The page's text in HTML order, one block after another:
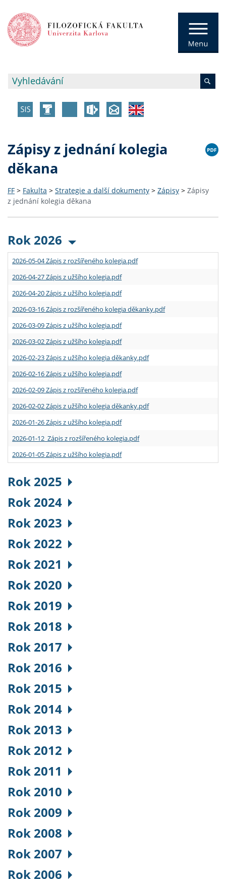
Zápisy z jednání kolegia
děkana
FF > Fakulta > Strategie a další dokumenty > Zápisy > Zápisy
z jednání kolegia děkana
Rok 2026
2026-05-04 Zápis z rozšířeného kolegia.pdf
2026-04-27 Zápis z užšího kolegia.pdf
2026-04-20 Zápis z užšího kolegia.pdf
2026-03-16 Zápis z rozšířeného kolegia děkanky.pdf
2026-03-09 Zápis z užšího kolegia.pdf
2026-03-02 Zápis z užšího kolegia.pdf
2026-02-23 Zápis z užšího kolegia děkanky.pdf
2026-02-16 Zápis z užšího kolegia.pdf
2026-02-09 Zápis z rozšířeného kolegia.pdf
2026-02-02 Zápis z užšího kolegia děkanky.pdf
2026-01-26 Zápis z užšího kolegia.pdf
2026-01-12 Zápis z rozšířeného kolegia.pdf
2026-01-05 Zápis z užšího kolegia.pdf
Rok 2025
Rok 2024
Rok 2023
Rok 2022
Rok 2021
Rok 2020
Rok 2019
Rok 2018
Rok 2017
Rok 2016
Rok 2015
Rok 2014
Rok 2013
Rok 2012
Rok 2011
Rok 2010
Rok 2009
Rok 2008
Rok 2007
Rok 2006